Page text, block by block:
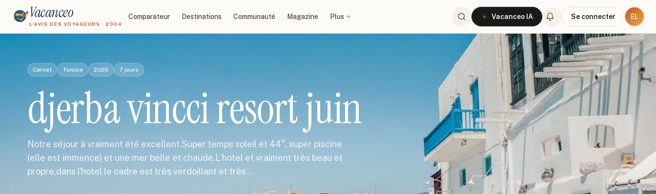
Vacanceo
L'AVIS DES VOYAGEURS · 2004
Comparateur Destinations Communauté Magazine Plus Vacanceo IA Se connecter EL
Carnet Tunisie 2025 7 jours
djerba vincci resort juin
Notre séjour à vraiment été excellent.Super temps soleil et 44°, super piscine
(elle est immence) et une mer belle et chaude.L'hotel et vraiment très beau et
propre,dans l'hotel le cadre est très verdoillant et très…